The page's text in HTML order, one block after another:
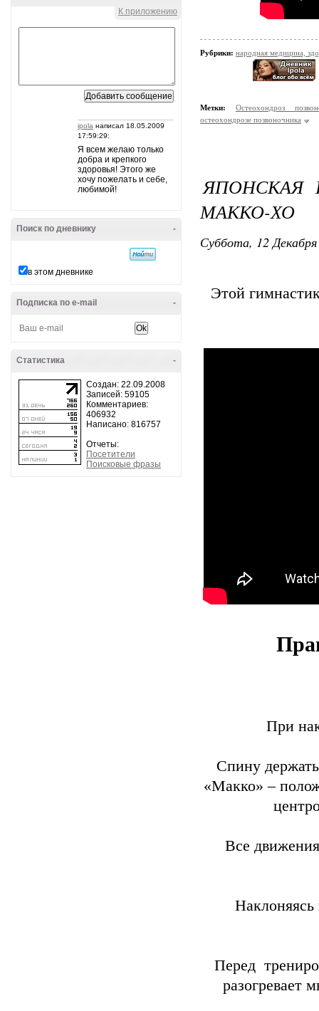
К приложению
ipola написал 18.05.2009
17:59:29:
Я всем желаю только
добра и крепкого
здоровья! Этого же
хочу пожелать и себе,
любимой!
-
Поиск по дневнику
в этом дневнике
-
Подписка по e-mail
-
Статистика
Создан: 22.09.2008
Записей: 59105
Комментариев:
406932
Написано: 816757
Отчеты:
Посетители
Поисковые фразы
Рубрики: народная медицина,
Метки:
Остеохондроз
остеохондрозе позвоночника
ЯПОНСКАЯ
МАККО-ХО
Суббота, 12
Этой
При
Спину
«Макко» –
Все
Наклоняясь
Перед
разогревает